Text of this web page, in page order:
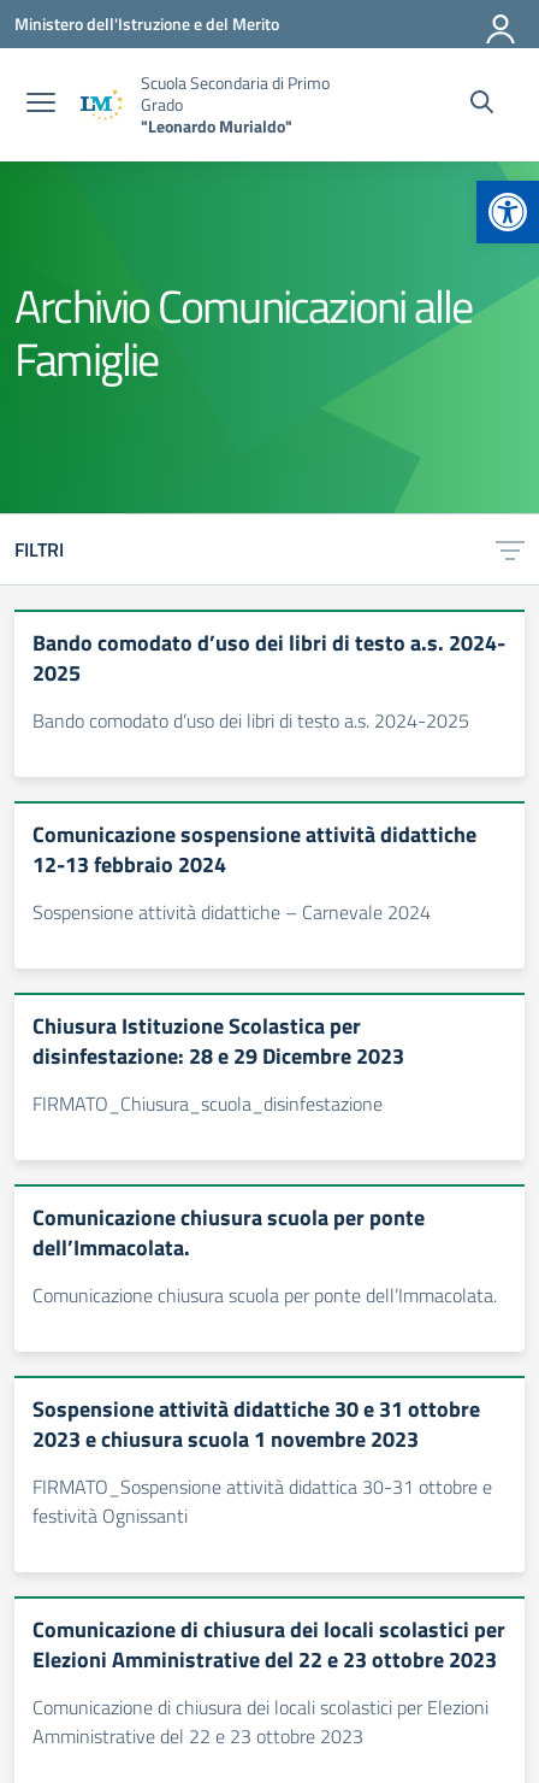
Vai ai contenuti
Vai al menu di navigazione
Vai al footer
Ministero dell'Istruzione e del Merito
Scuola Secondaria di Primo
Grado
"Leonardo Murialdo"
Archivio Comunicazioni alle
Famiglie
FILTRI
Bando comodato d’uso dei libri di testo a.s. 2024-
2025
Bando comodato d’uso dei libri di testo a.s. 2024-2025
Comunicazione sospensione attività didattiche
12-13 febbraio 2024
Sospensione attività didattiche – Carnevale 2024
Chiusura Istituzione Scolastica per
disinfestazione: 28 e 29 Dicembre 2023
FIRMATO_Chiusura_scuola_disinfestazione
Comunicazione chiusura scuola per ponte
dell’Immacolata.
Comunicazione chiusura scuola per ponte dell’Immacolata.
Sospensione attività didattiche 30 e 31 ottobre
2023 e chiusura scuola 1 novembre 2023
FIRMATO_Sospensione attività didattica 30-31 ottobre e
festività Ognissanti
Comunicazione di chiusura dei locali scolastici per
Elezioni Amministrative del 22 e 23 ottobre 2023
Comunicazione di chiusura dei locali scolastici per Elezioni
Amministrative del 22 e 23 ottobre 2023